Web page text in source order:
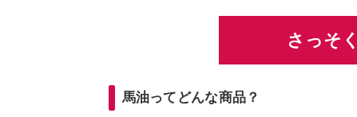
さっそ
馬油ってどんな商品？